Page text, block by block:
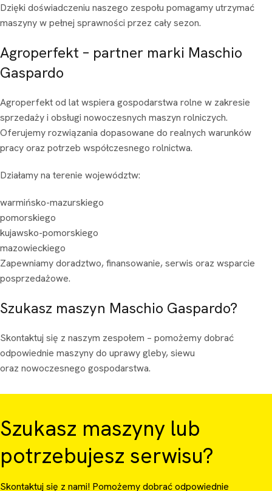
Dzięki doświadczeniu naszego zespołu pomagamy utrzymać
maszyny w pełnej sprawności przez cały sezon.
Agroperfekt – partner marki Maschio
Gaspardo
Agroperfekt od lat wspiera gospodarstwa rolne w zakresie
sprzedaży i obsługi nowoczesnych maszyn rolniczych.
Oferujemy rozwiązania dopasowane do realnych warunków
pracy oraz potrzeb współczesnego rolnictwa.
Działamy na terenie województw:
warmińsko-mazurskiego
pomorskiego
kujawsko-pomorskiego
mazowieckiego
Zapewniamy doradztwo, finansowanie, serwis oraz wsparcie
posprzedażowe.
Szukasz maszyn Maschio Gaspardo?
Skontaktuj się z naszym zespołem – pomożemy dobrać
odpowiednie maszyny do uprawy gleby, siewu
oraz nowoczesnego gospodarstwa.
Szukasz maszyny lub
potrzebujesz serwisu?
Skontaktuj się z nami! Pomożemy dobrać odpowiednie